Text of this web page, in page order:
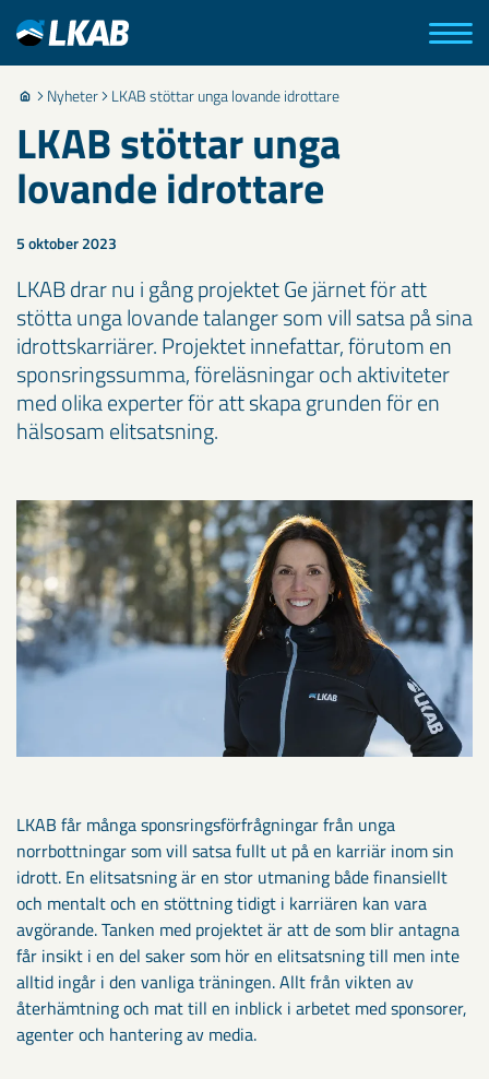
Nyheter LKAB stöttar unga lovande idrottare
LKAB stöttar unga
lovande idrottare
5 oktober 2023
LKAB drar nu i gång projektet Ge järnet för att
stötta unga lovande talanger som vill satsa på sina
idrottskarriärer. Projektet innefattar, förutom en
sponsringssumma, föreläsningar och aktiviteter
med olika experter för att skapa grunden för en
hälsosam elitsatsning.
LKAB får många sponsringsförfrågningar från unga
norrbottningar som vill satsa fullt ut på en karriär inom sin
idrott. En elitsatsning är en stor utmaning både finansiellt
och mentalt och en stöttning tidigt i karriären kan vara
avgörande. Tanken med projektet är att de som blir antagna
får insikt i en del saker som hör en elitsatsning till men inte
alltid ingår i den vanliga träningen. Allt från vikten av
återhämtning och mat till en inblick i arbetet med sponsorer,
agenter och hantering av media.